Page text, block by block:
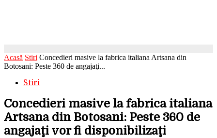
Acasă Stiri Concedieri masive la fabrica italiana Artsana din
Botosani: Peste 360 de angajaţi...
Stiri
Concedieri masive la fabrica italiana
Artsana din Botosani: Peste 360 de
angajaţi vor fi disponibilizaţi